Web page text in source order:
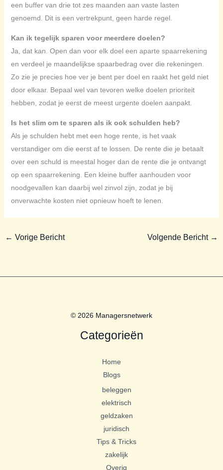
een buffer van drie tot zes maanden aan vaste lasten
genoemd. Dit is een vertrekpunt, geen harde regel.
Kan ik tegelijk sparen voor meerdere doelen?
Ja, dat kan. Open dan voor elk doel een aparte spaarrekening
en verdeel je maandelijkse spaarbedrag over die rekeningen.
Zo zie je precies hoe ver je bent per doel en raakt het geld niet
door elkaar. Bepaal wel van tevoren welke doelen prioriteit
hebben, zodat je eerst de meest urgente doelen aanpakt.
Is het slim om te sparen als ik ook schulden heb?
Als je schulden hebt met een hoge rente, is het vaak
verstandiger om die eerst af te lossen. De rente die je betaalt
over een schuld is meestal hoger dan de rente die je ontvangt
op een spaarrekening. Een kleine buffer aanhouden voor
noodgevallen kan daarbij wel zinvol zijn, zodat je bij
onverwachte kosten niet opnieuw hoeft te lenen.
← Vorige Bericht Volgende Bericht →
© 2026 Managersnetwerk
Categorieën
Home
Blogs
beleggen
elektrisch
geldzaken
juridisch
Tips & Tricks
zakelijk
Overig